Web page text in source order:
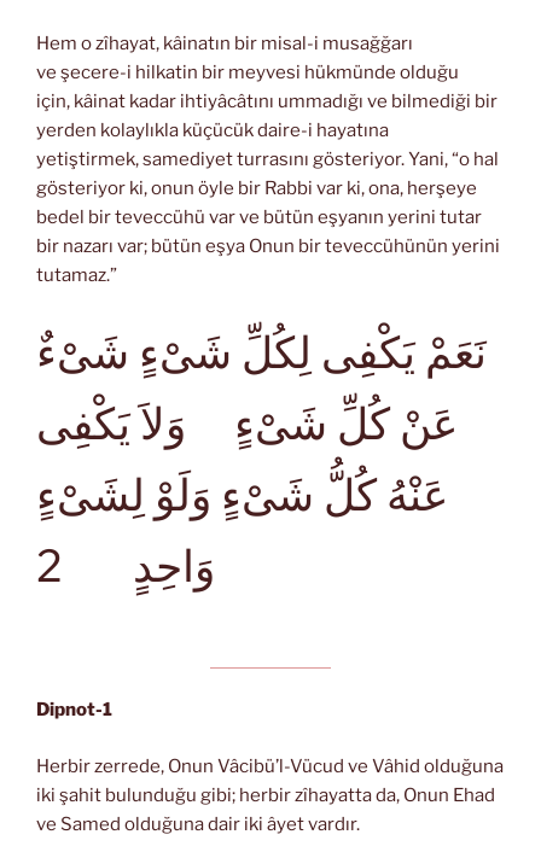
Hem o zîhayat, kâinatın bir misal-i musağğarı
ve şecere-i hilkatin bir meyvesi hükmünde olduğu
için, kâinat kadar ihtiyâcâtını ummadığı ve bilmediği bir
yerden kolaylıkla küçücük daire-i hayatına
yetiştirmek, samediyet turrasını gösteriyor. Yani, “o hal
gösteriyor ki, onun öyle bir Rabbi var ki, ona, herşeye
bedel bir teveccühü var ve bütün eşyanın yerini tutar
bir nazarı var; bütün eşya Onun bir teveccühünün yerini
tutamaz.”
نَعَمْ يَكْفِى لِكُلِّ شَىْءٍ شَىْءٌ
عَنْ كُلِّ شَىْءٍ وَلاَ يَكْفِى
عَنْهُ كُلُّ شَىْءٍ وَلَوْ لِشَىْءٍ
وَاحِدٍ
2
Dipnot-1
Herbir zerrede, Onun Vâcibü’l-Vücud ve Vâhid olduğuna
iki şahit bulunduğu gibi; herbir zîhayatta da, Onun Ehad
ve Samed olduğuna dair iki âyet vardır.